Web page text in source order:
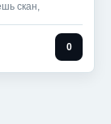
скан,
0